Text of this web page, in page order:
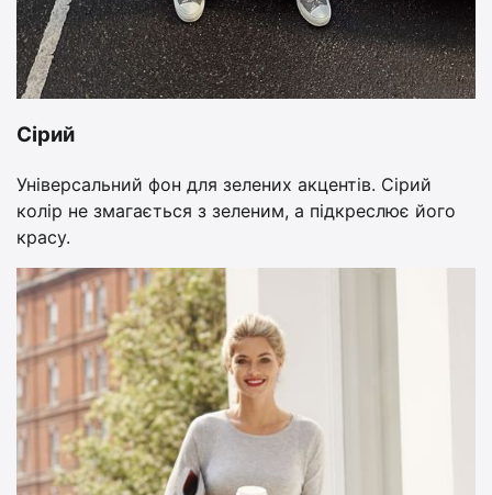
Сірий
Універсальний фон для зелених акцентів. Сірий
колір не змагається з зеленим, а підкреслює його
красу.